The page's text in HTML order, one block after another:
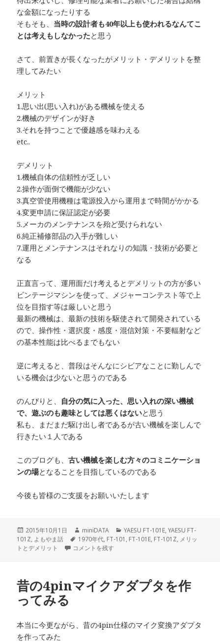
な金額になったりする
そもそも、 当時の設計者も40年以上も使われるなんてこ
とは考えもしなかったと思う
さて、前置きが長くなったがメリット・デメリットを整
理してみたい
メリット
1.思い出(思い入れ)がある機械を使える
2.機械のデザインが好き
3.それを持つことで優越感を味わえる
etc..
デメリット
1.機械自体の信頼性が乏しい
2.操作が面倒で機能が少ない
3.真空管使用機種は電源投入から運用まで時間がかかる
4.変更申請に保証認定が必要
5.メーカのメンテナンスを殆ど受けられない
6.純正補修部品の入手が難しい
7.運用とメンテナンスはそれなりの知識・技術が必要と
なる
正直言って、運用面だけ考えるとデメリットの方が多い
ビンテージマシンを使って、メジャーコンテスト等で上
位を目指す等は厳しいと思う
最新の機械は、最新の技術を駆使されて開発されている
ので、操作性・選択度・感度・混信対策・不要輻射など
の基本性能は比べるまでもない
逆に考えると、普段はそんなにシビアなことに勤しんで
いる機会は少ないと思うのである
のんびりと、 自分の気に入った、思い入れの深い機械
で、遊ぶのも趣味としては悪くはないと思う
私も、まだまだ駆け出し者であるが古い機械を楽しんで
行きたい１人である
このブログも、古い機械を楽しむ方々のコミニケーショ
ンの場となることを目指しているのである
今後も皆様のご支援をお願いいたします
投
稿
日:
2015年10月1日
作
成
者
miniDATA
カ
テ
YAESU FT-101E,YAESU FT-
101Z, よもやま話
タ
グ
1970年代, FT-101 , FT-101E, FT-101Z, メリッ
トとデメリット
ビンテージマシン を使う メリット と デメリット に
コメントを残す
昔の4pinマイクアダプタを作
ってみる
本当に今更ながら、昔の4pin仕様のマイク変換アダプタ
を作ってみた